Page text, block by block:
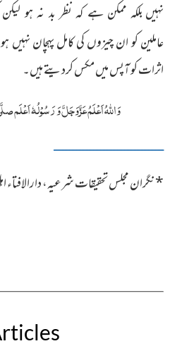
نہیں بلکہ ممکن ہے کہ نظر بد نہ ہو
عاملینکو ان چیزوں کی کامل پہچان نہیں
اثرات کو آپس میں مکس کردیتے ہیں۔
وَاللہُاَعْلَمُعَزَّوَجَلَّوَ رَسُوْلُہٗ اَعْلَم
ــــــــــــــــــــــــــــــــــــــــــــــــــــــــــــــــــــــــــــــ
*نگران مجلس تحقیقات شرعیہ،